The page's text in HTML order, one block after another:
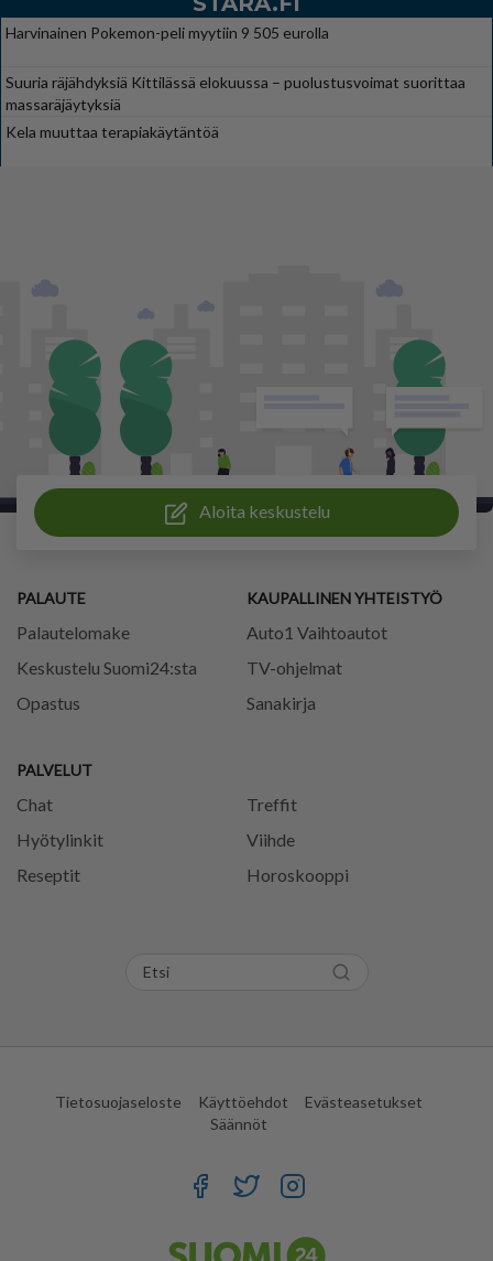
Harvinainen Pokemon-peli myytiin 9 505 eurolla
Suuria räjähdyksiä Kittilässä elokuussa – puolustusvoimat suorittaa
massaräjäytyksiä
Kela muuttaa terapiakäytäntöä
Aloita keskustelu
PALAUTE
Palautelomake
Keskustelu Suomi24:sta
Opastus
PALVELUT
Chat
Treffit
Hyötylinkit
Viihde
Reseptit
Horoskooppi
KAUPALLINEN YHTEISTYÖ
Auto1 Vaihtoautot
TV-ohjelmat
Sanakirja
Tietosuojaseloste Käyttöehdot
Evästeasetukset
Säännöt